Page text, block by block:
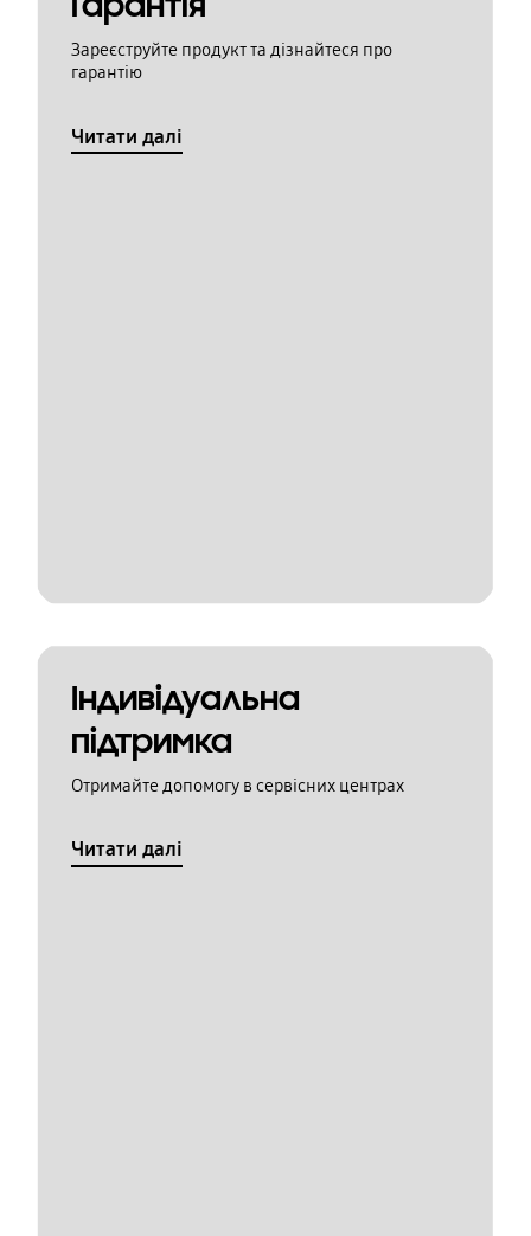
Зареєструйте продукт та дізнайтеся про
гарантію
Читати далі
Індивідуальна
підтримка
Отримайте допомогу в сервісних центрах
Читати далі